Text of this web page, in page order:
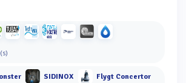
SIDINOX Flygt Concertor